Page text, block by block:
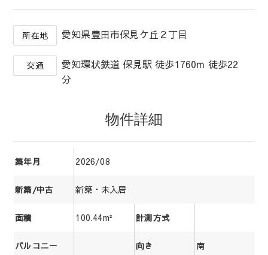
所在地 愛知県豊田市保見ケ丘２丁目
交通
愛知環状鉄道 保見駅 徒歩1760m 徒歩22
分
物件詳細
築年月 2026/08
新築/中古 新築・未入居
面積 100.44m² 計測方式
バルコニー 向き 南